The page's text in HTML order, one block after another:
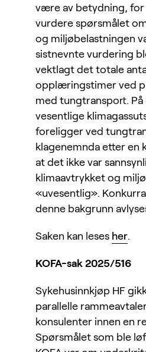
være av betydning, for
vurdere spørsmålet
og miljøbelastningen
sistnevnte vurdering
vektlagt det totale
opplæringstimer ved
med tungtransport. På
vesentlige
foreligger ved
klagenemnda etter en
at det ikke var
klimaavtrykket og
«uvesentlig».
denne bakgrunn
Saken kan leses her.
KOFA-sak 2025/516
Sykehusinnkjøp HF
parallelle
konsulenter innen en
Spørsmålet som ble